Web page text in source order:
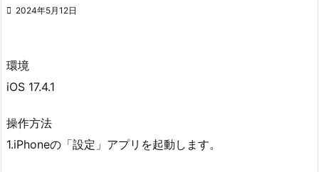
 2024年5月12日
環境
iOS 17.4.1
操作方法
1.iPhoneの「設定」アプリを起動します。